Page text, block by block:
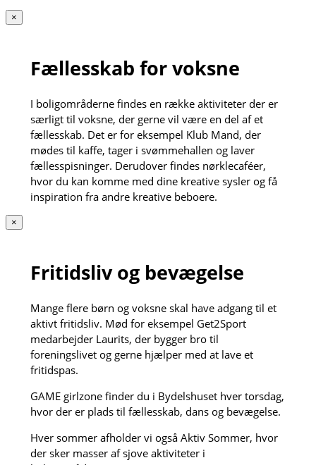
×
Fællesskab for voksne
I boligområderne findes en række aktiviteter der er
særligt til voksne, der gerne vil være en del af et
fællesskab. Det er for eksempel Klub Mand, der
mødes til kaffe, tager i svømmehallen og laver
fællesspisninger. Derudover findes nørklecaféer,
hvor du kan komme med dine kreative sysler og få
inspiration fra andre kreative beboere.
×
Fritidsliv og bevægelse
Mange flere børn og voksne skal have adgang til et
aktivt fritidsliv. Mød for eksempel Get2Sport
medarbejder Laurits, der bygger bro til
foreningslivet og gerne hjælper med at lave et
fritidspas.
GAME girlzone finder du i Bydelshuset hver torsdag,
hvor der er plads til fællesskab, dans og bevægelse.
Hver sommer afholder vi også Aktiv Sommer, hvor
der sker masser af sjove aktiviteter i